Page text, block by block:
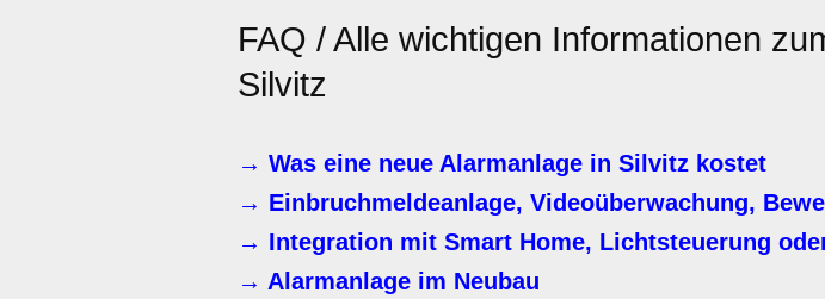
FAQ / Alle wichtigen Informationen
Silvitz
→ Was eine neue Alarmanlage in Silvitz kostet
→ Einbruchmeldeanlage, Videoüberwachung,
→ Integration mit Smart Home, Lichtsteuerung
→ Alarmanlage im Neubau